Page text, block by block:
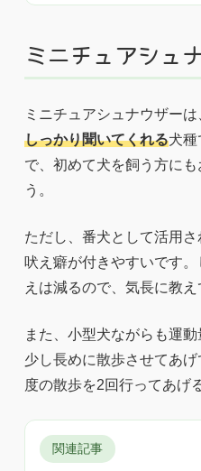
ミニチュアシュ
ミニチュアシュナウザーは
しっかり聞いてくれる犬種
で、初めて犬を飼う方に
う。
ただし、番犬として活用さ
吠え癖が付きやすいです
えは減るので、気長に教え
また、小型犬ながらも運
少し長めに散歩させてあ
度の散歩を2回行ってあげ
関連記事